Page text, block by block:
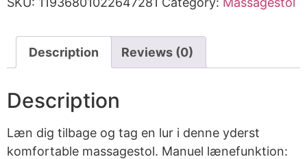
Description Reviews (0)
Description
Læn dig tilbage og tag en lur i denne yderst
komfortable massagestol. Manuel lænefunktion: